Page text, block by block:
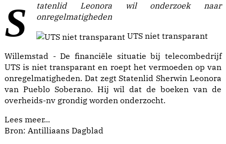
Statenlid Leonora wil onderzoek naar
onregelmatigheden
UTS niet transparant
Willemstad - De financiële situatie bij telecombedrijf
UTS is niet transparant en roept het vermoeden op van
onregelmatigheden. Dat zegt Statenlid Sherwin Leonora
van Pueblo Soberano. Hij wil dat de boeken van de
overheids-nv grondig worden onderzocht.
Lees meer...
Bron: Antilliaans Dagblad